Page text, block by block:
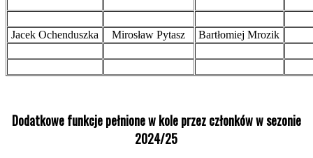
Jacek Ochenduszka Mirosław Pytasz Bartłomiej Mrozik
Dodatkowe funkcje pełnione w kole przez członków w sezonie
2024/25